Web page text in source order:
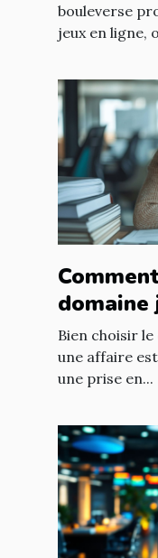
bouleverse
jeux en ligne,
votre
Bien choisir
une affaire
une prise en...